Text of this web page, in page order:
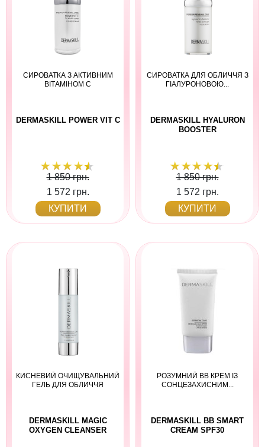
СИРОВАТКА З АКТИВНИМ
ВІТАМІНОМ С
DERMASKILL POWER VIT C
1 850 грн.
1 572 грн.
КУПИТИ
СИРОВАТКА ДЛЯ ОБЛИЧЧЯ З
ГІАЛУРОНОВОЮ...
DERMASKILL HYALURON
BOOSTER
1 850 грн.
1 572 грн.
КУПИТИ
КИСНЕВИЙ ОЧИЩУВАЛЬНИЙ
ГЕЛЬ ДЛЯ ОБЛИЧЧЯ
DERMASKILL MAGIC
OXYGEN CLEANSER
РОЗУМНИЙ BB КРЕМ ІЗ
СОНЦЕЗАХИСНИМ...
DERMASKILL BB SMART
CREAM SPF30